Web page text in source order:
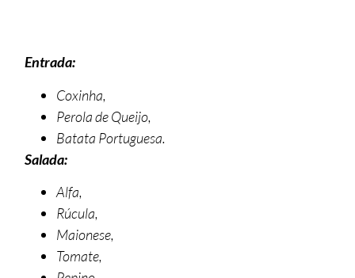
Entrada:
Coxinha,
Perola de Queijo,
Batata Portuguesa.
Salada:
Alfa,
Rúcula,
Maionese,
Tomate,